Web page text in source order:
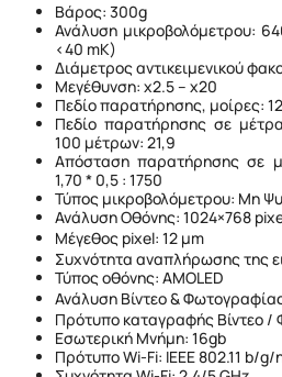
Βάρος: 300g
Ανάλυση μικροβολόμετρου:
<40 mK)
Διάμετρος αντικειμενικού
Μεγέθυνση: x2.5 – x20
Πεδίο παρατήρησης, μοίρες:
Πεδίο παρατήρησης σε
100 μέτρων: 21,9
Απόσταση παρατήρησης σε
1,70 * 0,5 : 1750
Τύπος μικροβολόμετρου: Μη
Ανάλυση Οθόνης: 1024×768
Μέγεθος pixel: 12 μm
Συχνότητα αναπλήρωσης της
Τύπος οθόνης: AMOLED
Ανάλυση Βίντεο &
Πρότυπο καταγραφής Βίντεο
Εσωτερική Μνήμη: 16gb
Πρότυπο Wi-Fi: IEEE 802.11 b/